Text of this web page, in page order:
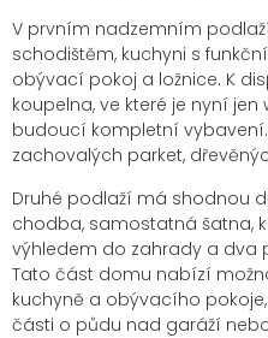
V prvním nadzemním
schodištěm, kuchyni s
obývací pokoj a ložnice. K
koupelna, ve které je nyní
budoucí kompletní
zachovalých parket,
Druhé podlaží má shodnou
chodba, samostatná šatna,
výhledem do zahrady a dva
Tato část domu nabízí
kuchyně a obývacího
části o půdu nad garáží